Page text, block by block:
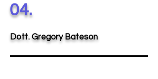
04.
Dott. Gregory Bateson